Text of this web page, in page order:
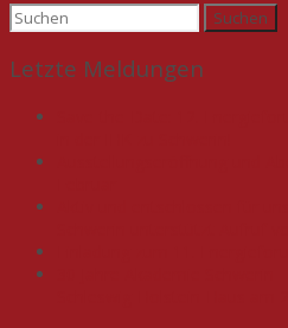
Suchen
nach:
Letzte Meldungen